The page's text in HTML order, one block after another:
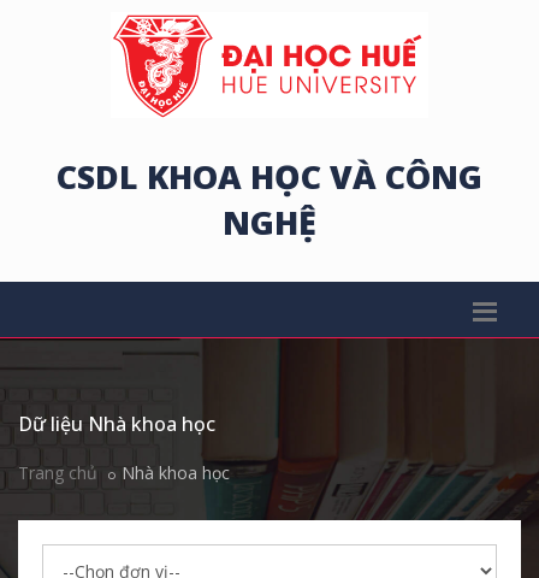
CSDL KHOA HỌC VÀ CÔNG
NGHỆ
Dữ liệu Nhà khoa học
Trang chủ Nhà khoa học